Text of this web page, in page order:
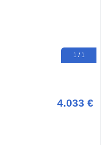
1 / 1
4.033 €